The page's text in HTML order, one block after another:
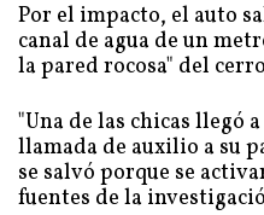
Por el impacto, el auto
canal de agua de un
la pared rocosa" del
"Una de las chicas llegó
llamada de auxilio a su
se salvó porque se
fuentes de la